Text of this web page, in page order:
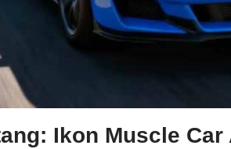
Ikon Muscle